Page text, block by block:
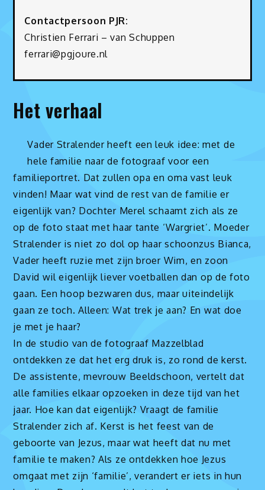
Contactpersoon PJR:
Christien Ferrari – van Schuppen
ferrari@pgjoure.nl
Het verhaal
Vader Stralender heeft een leuk idee: met de
hele familie naar de fotograaf voor een
familieportret. Dat zullen opa en oma vast leuk
vinden! Maar wat vind de rest van de familie er
eigenlijk van? Dochter Merel schaamt zich als ze
op de foto staat met haar tante ‘Wargriet’. Moeder
Stralender is niet zo dol op haar schoonzus Bianca,
Vader heeft ruzie met zijn broer Wim, en zoon
David wil eigenlijk liever voetballen dan op de foto
gaan. Een hoop bezwaren dus, maar uiteindelijk
gaan ze toch. Alleen: Wat trek je aan? En wat doe
je met je haar?
In de studio van de fotograaf Mazzelblad
ontdekken ze dat het erg druk is, zo rond de kerst.
De assistente, mevrouw Beeldschoon, vertelt dat
alle families elkaar opzoeken in deze tijd van het
jaar. Hoe kan dat eigenlijk? Vraagt de familie
Stralender zich af. Kerst is het feest van de
geboorte van Jezus, maar wat heeft dat nu met
familie te maken? Als ze ontdekken hoe Jezus
omgaat met zijn ‘familie’, verandert er iets in hun